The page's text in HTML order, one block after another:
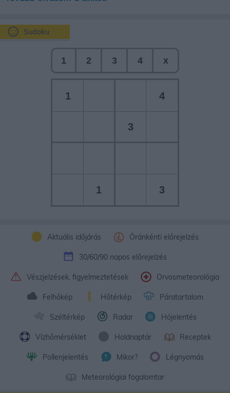
Aktuális időjárás Óránkénti előrejelzés
30/60/90 napos előrejelzés
Vészjelzések, figyelmeztetések Orvosmeteorológia
Felhőkép Hőtérkép Páratartalom
Széltérkép Radar Hójelentés
Vízhőmérséklet Holdnaptár Receptek
Pollenjelentés Mikor? Légnyomás
Meteorológiai fogalomtar
Sudoku
1 2 3 4 x
1 4
3
1 3